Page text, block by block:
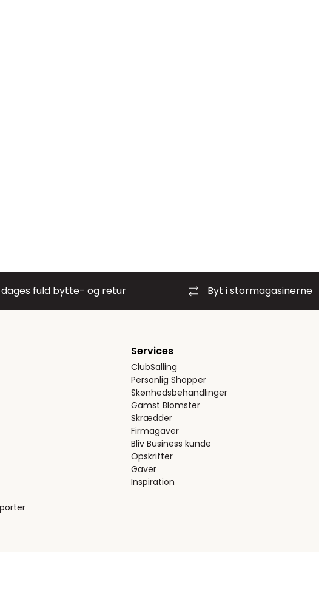
dages fuld bytte- og retur Byt i stormagasinerne
Services
ClubSalling
Personlig Shopper
Skønhedsbehandlinger
Gamst Blomster
Skrædder
Firmagaver
Bliv Business kunde
Opskrifter
Gaver
Inspiration